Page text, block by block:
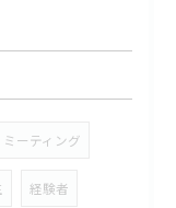
ミーティング
経験者